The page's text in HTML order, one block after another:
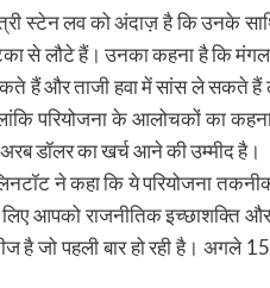
स्टेन लव को अंदाज़ है कि उनके
से लौटे हैं। उनका कहना है कि
हैं और ताजी हवा में सांस ले सकते हैं
परियोजना के आलोचकों का
डॉलर का खर्च आने की उम्मीद है।
ने कहा कि ये परियोजना
आपको राजनीतिक इच्छाशक्ति
है जो पहली बार हो रही है।